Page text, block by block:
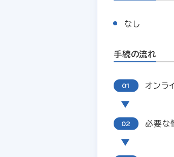
なし
手続の流れ
オンラ
必要な